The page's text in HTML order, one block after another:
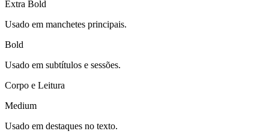
Grêmio
Extra Bold
Usado em manchetes principais.
Bold
Usado em subtítulos e sessões.
Corpo e Leitura
Medium
Usado em destaques no texto.